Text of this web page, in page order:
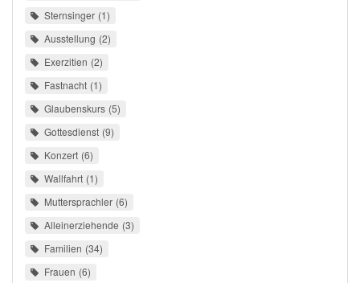
Sternsinger 1
Ausstellung 2
Exerzitien 2
Fastnacht 1
Glaubenskurs 5
Gottesdienst 9
Konzert 6
Wallfahrt 1
Muttersprachler 6
Alleinerziehende 3
Familien 34
Frauen 6